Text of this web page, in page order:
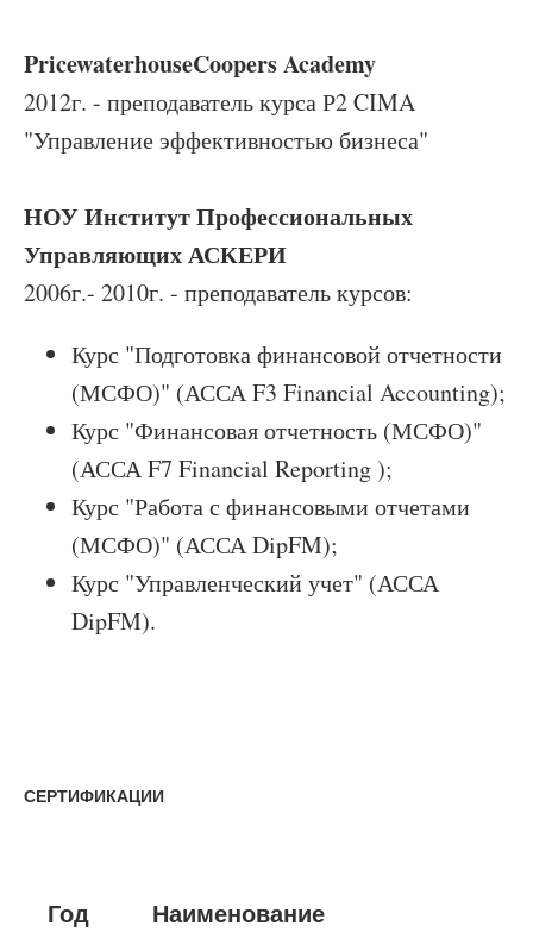
PricewaterhouseCoopers Academy
2012г. - преподаватель курса Р2 CIMA
"Управление эффективностью бизнеса"
НОУ Институт Профессиональных
Управляющих АСКЕРИ
2006г.- 2010г. - преподаватель курсов:
Курс "Подготовка финансовой отчетности
(МСФО)" (АССА F3 Financial Accounting);
Курс "Финансовая отчетность (МСФО)"
(АССА F7 Financial Reporting );
Курс "Работа с финансовыми отчетами
(МСФО)" (АССА DipFM);
Курс "Управленческий учет" (АССА
DipFM).
СЕРТИФИКАЦИИ
Год Наименование